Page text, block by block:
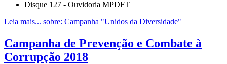
Disque 127 - Ouvidoria MPDFT
Leia mais... sobre: Campanha "Unidos da Diversidade"
Campanha de Prevenção e Combate à
Corrupção 2018